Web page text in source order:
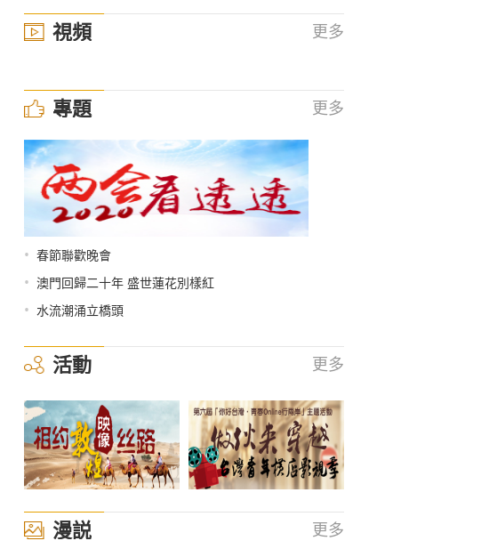
視頻 更多
專題 更多
• 春節聯歡晚會
• 澳門回歸二十年 盛世蓮花別樣紅
• 水流潮涌立橋頭
活動 更多
漫説 更多